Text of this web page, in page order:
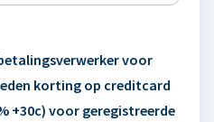
voor
korting op creditcard
+30c) voor geregistreerde